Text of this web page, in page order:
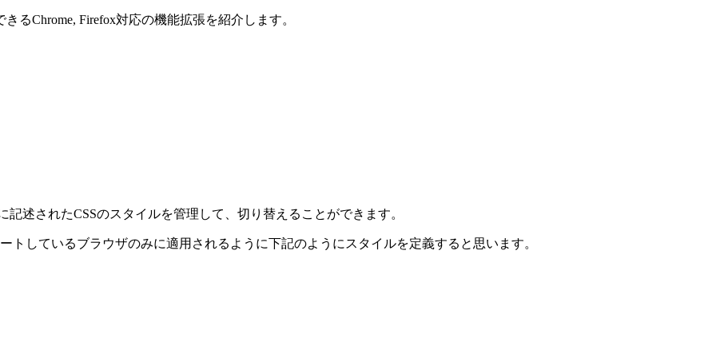
るChrome, Firefox対応の機能拡張を紹介します。
記述されたCSSのスタイルを管理して、切り替えることができます。
トしているブラウザのみに適用されるように下記のようにスタイルを定義すると思います。